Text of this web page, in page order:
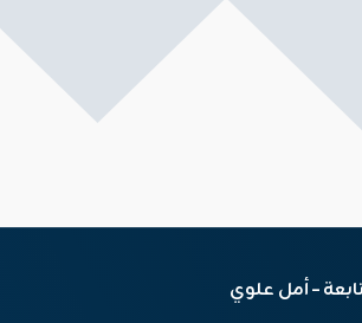
– أمل علوي